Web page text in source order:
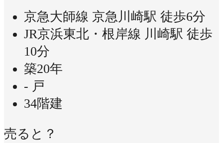
京急大師線 京急川崎駅 徒歩6分
JR京浜東北・根岸線 川崎駅 徒歩
10分
築20年
- 戸
34階建
売ると？